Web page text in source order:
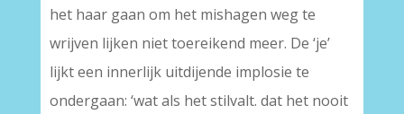
het haar gaan om het mishagen weg te
wrijven lijken niet toereikend meer. De ‘je’
lijkt een innerlijk uitdijende implosie te
ondergaan: ‘wat als het stilvalt. dat het nooit